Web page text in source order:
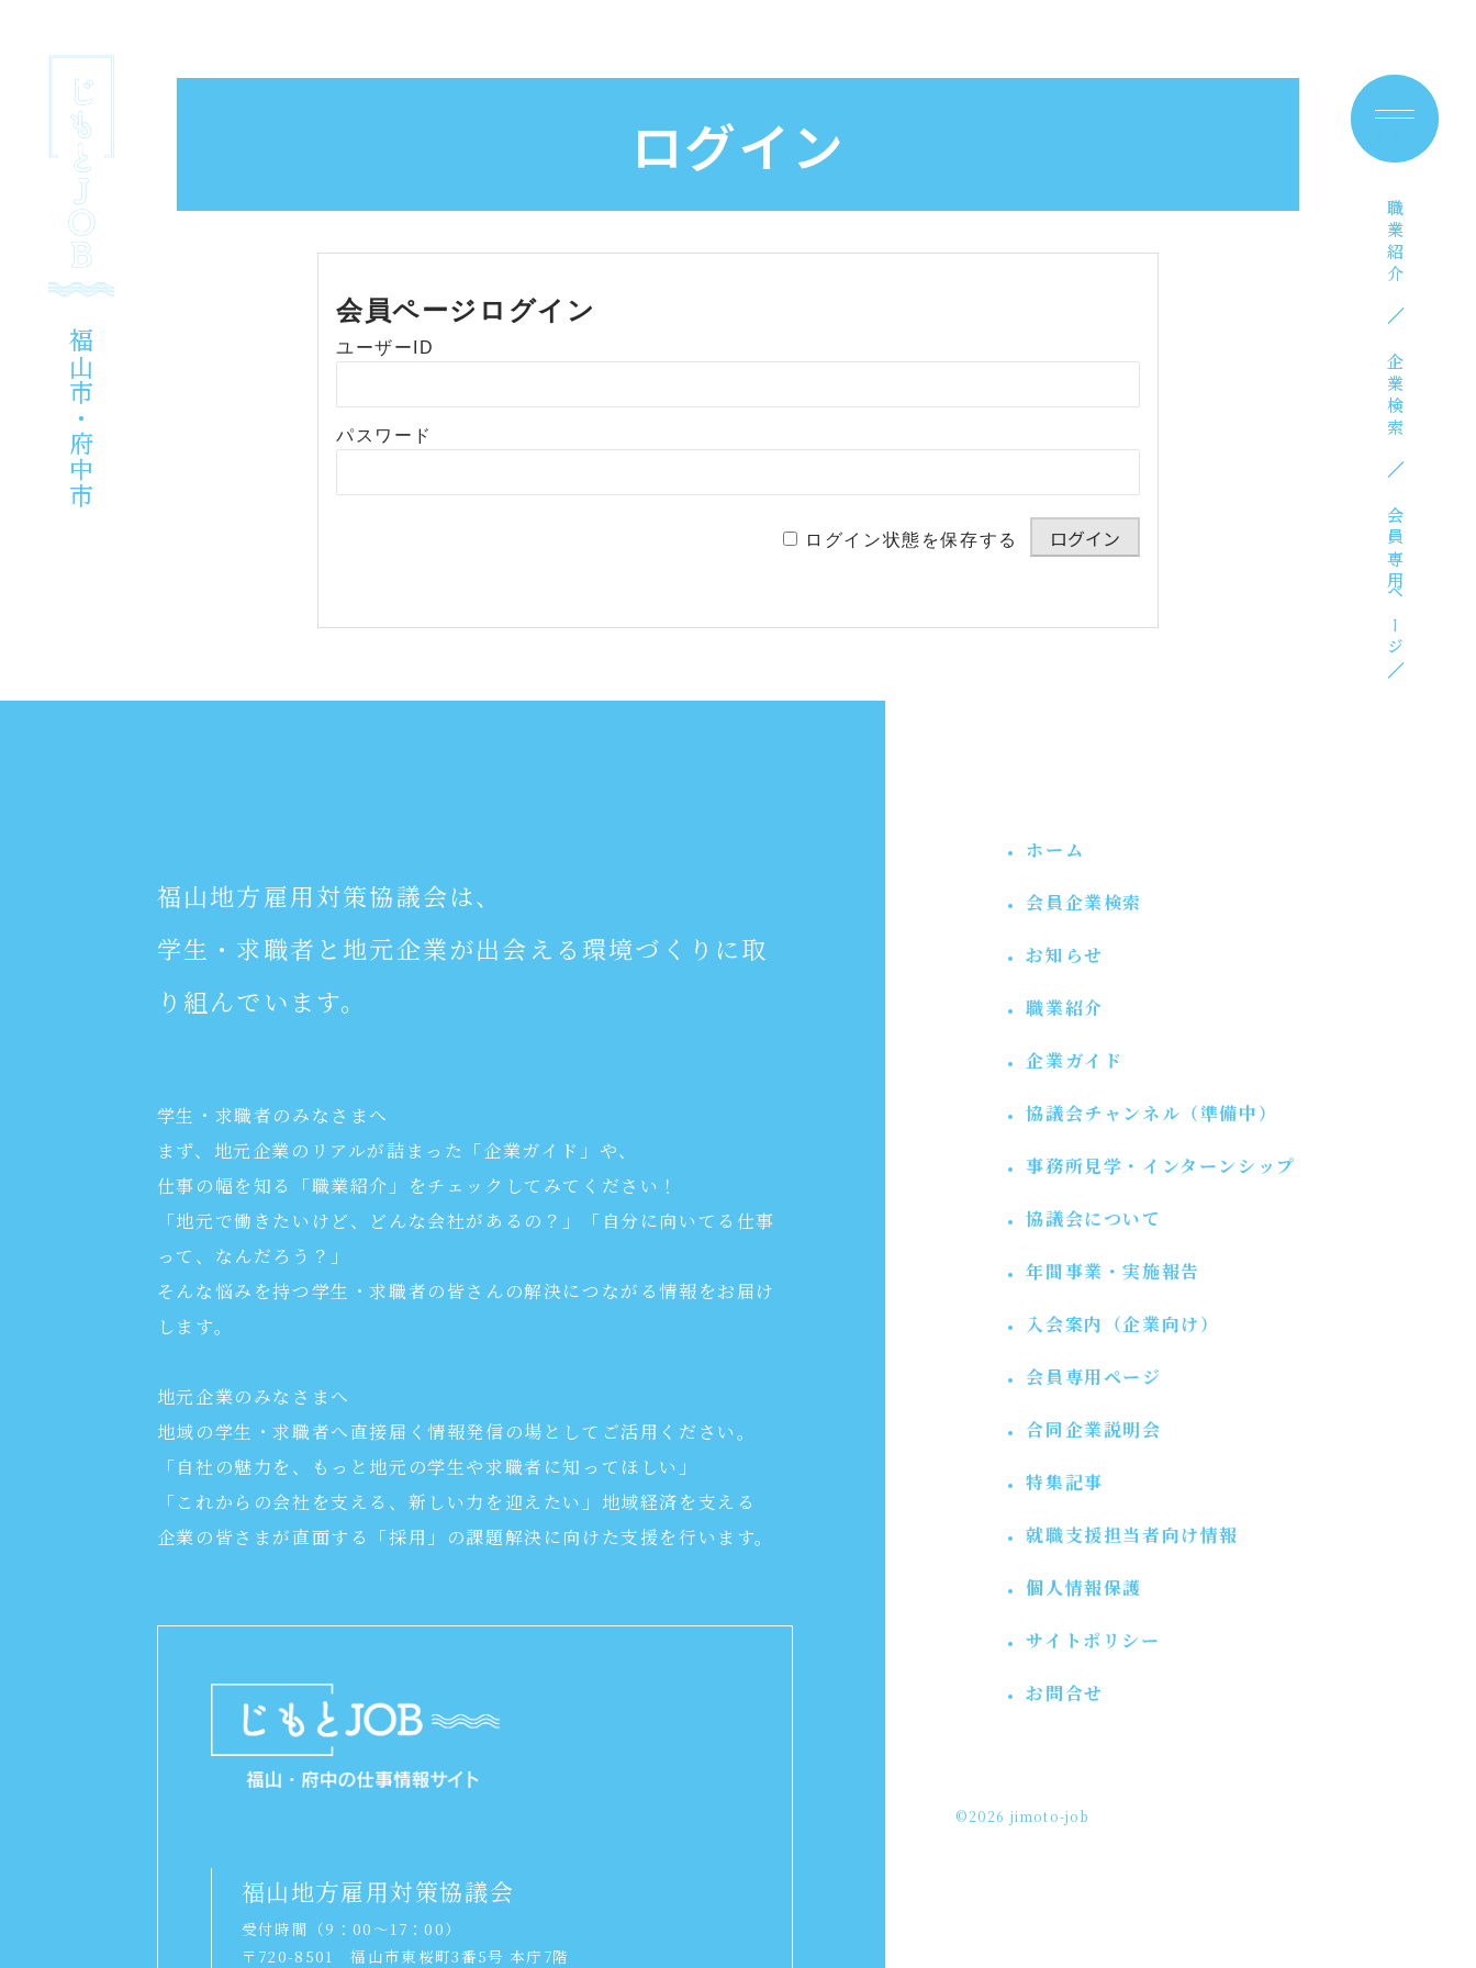
content
福山市・府中市
職業紹介
企業検索
会員専用ページ
福山市・府中市
職業紹介
企業検索
会員専用ページ
ログイン
会員ページログイン
ユーザーID
パスワード
ログイン状態を保存する
福山地方雇用対策協議会は、
学生・求職者と地元企業が出会える環境づくりに取
り組んでいます。
学生・求職者のみなさまへ
まず、地元企業のリアルが詰まった「企業ガイド」や、
仕事の幅を知る「職業紹介」をチェックしてみてください！
「地元で働きたいけど、どんな会社があるの？」「自分に向いてる仕事
って、なんだろう？」
そんな悩みを持つ学生・求職者の皆さんの解決につながる情報をお届け
します。
地元企業のみなさまへ
地域の学生・求職者へ直接届く情報発信の場としてご活用ください。
「自社の魅力を、もっと地元の学生や求職者に知ってほしい」
「これからの会社を支える、新しい力を迎えたい」地域経済を支える
企業の皆さまが直面する「採用」の課題解決に向けた支援を行います。
福山地方雇用対策協議会
受付時間（9：00～17：00）
〒720-8501福山市東桜町3番5号 本庁7階
ホーム
会員企業検索
お知らせ
職業紹介
企業ガイド
協議会チャンネル（準備中）
事務所見学・インターンシップ
協議会について
年間事業・実施報告
入会案内（企業向け）
会員専用ページ
合同企業説明会
特集記事
就職支援担当者向け情報
個人情報保護
サイトポリシー
お問合せ
©2026 jimoto-job